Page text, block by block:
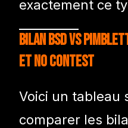
exactement ce
Bilan BSD vs
et no contest
Voici un tableau
comparer les